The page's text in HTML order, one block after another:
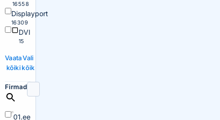
16558
Displayport
16309
DVI
15
Vaata
kõiki
Vali
kõik
Firmad
01.ee